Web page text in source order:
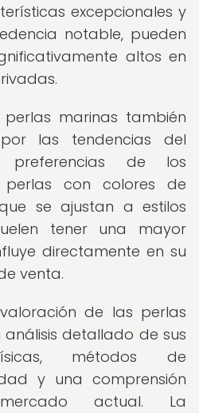
excepcionales y
notable, pueden
altos en
marinas también
las tendencias del
de los
perlas con colores de
se ajustan a estilos
tener una mayor
directamente en su
venta.
de las perlas
detallado de sus
métodos de
y una comprensión
actual. La